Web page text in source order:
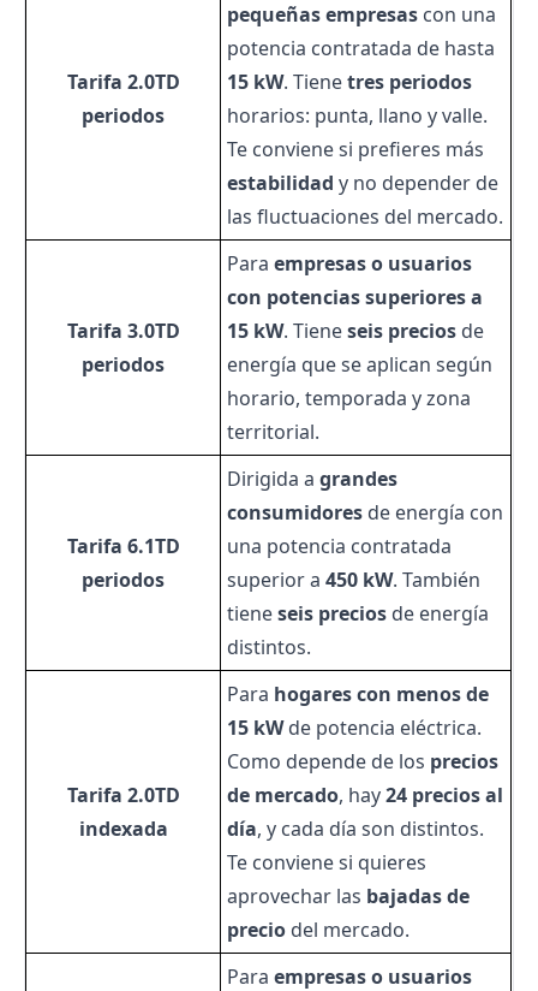
Tarifa 2.0TD
periodos
pequeñas empresas con una
potencia contratada de hasta
15 kW. Tienetres periodos
horarios: punta, llano y valle.
Te conviene si prefieres más
estabilidad y no depender de
las fluctuaciones del mercado.
Tarifa 3.0TD
periodos
Para empresas o usuarios
con potencias superiores a
15 kW. Tieneseis precios de
energía que se aplican según
horario, temporada y zona
territorial.
Tarifa 6.1TD
periodos
Dirigida a grandes
consumidores de energía con
una potencia contratada
superior a 450 kW. También
tieneseis precios de energía
distintos.
Tarifa 2.0TD
indexada
Para hogares con menos de
15 kWde potencia eléctrica.
Como depende de los precios
de mercado, hay24 precios al
día, y cada día son distintos.
Te conviene si quieres
aprovechar las bajadas de
precio del mercado.
Para empresas o usuarios